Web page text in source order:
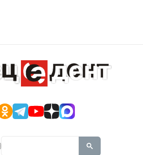
To search this site, enter a